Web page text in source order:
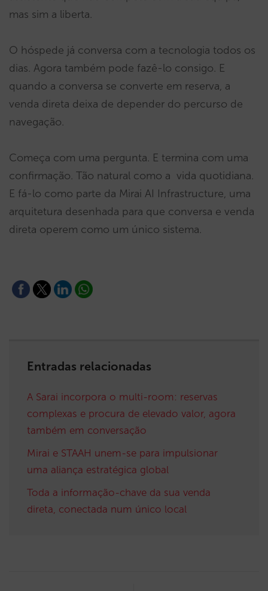
mas sim a liberta.
O hóspede já conversa com a tecnologia todos os
dias. Agora também pode fazê-lo consigo. E
quando a conversa se converte em reserva, a
venda direta deixa de depender do percurso de
navegação.
Começa com uma pergunta. E termina com uma
confirmação. Tão natural como a vida quotidiana.
E fá-lo como parte da Mirai AI Infrastructure, uma
arquitetura desenhada para que conversa e venda
direta operem como um único sistema.
Entradas relacionadas
A Sarai incorpora o multi-room: reservas
complexas e procura de elevado valor, agora
também em conversação
Mirai e STAAH unem-se para impulsionar
uma aliança estratégica global
Toda a informação-chave da sua venda
direta, conectada num único local